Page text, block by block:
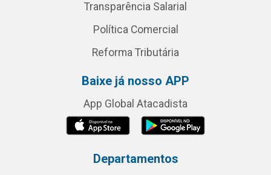
Transparência Salarial
Política Comercial
Reforma Tributária
Baixe já nosso APP
App Global Atacadista
Departamentos